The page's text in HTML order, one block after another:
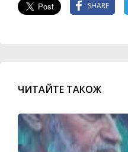
SHARE
ЧИТАЙТЕ ТАКОЖ